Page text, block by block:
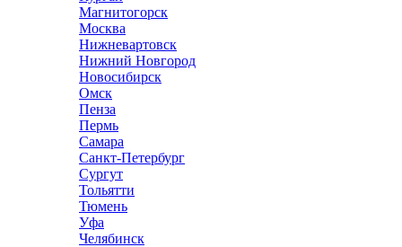
Магнитогорск
Москва
Нижневартовск
Нижний Новгород
Новосибирск
Омск
Пенза
Пермь
Самара
Санкт-Петербург
Сургут
Тольятти
Тюмень
Уфа
Челябинск